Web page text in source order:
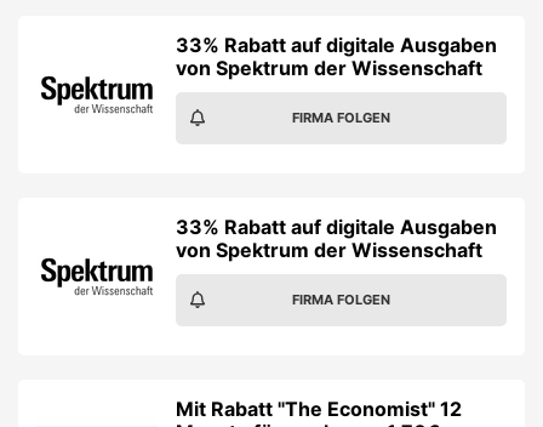
33% Rabatt auf digitale Ausgaben
von Spektrum der Wissenschaft
FIRMA FOLGEN
33% Rabatt auf digitale Ausgaben
von Spektrum der Wissenschaft
FIRMA FOLGEN
Mit Rabatt "The Economist" 12